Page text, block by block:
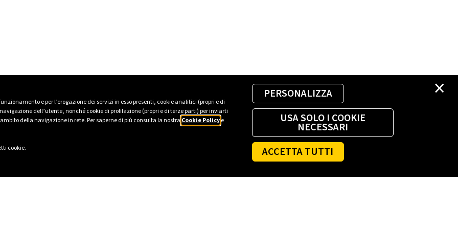
e per l’erogazione dei servizi in esso presenti, cookie analitici (propri e di
dell’utente, nonché cookie di profilazione (propri e di terze parti) per inviarti
della navigazione in rete. Per saperne di più consulta la nostra Cookie Policye
cookie.
×
PERSONALIZZA
USA SOLO I COOKIE
NECESSARI
ACCETTA TUTTI